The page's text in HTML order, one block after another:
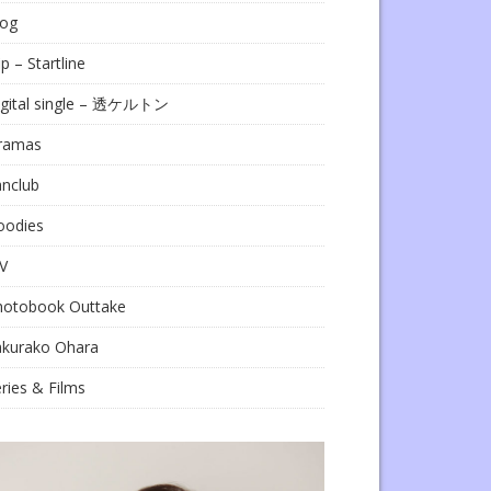
– Startline
single – 透ケルトン
Outtake
Ohara
& Films